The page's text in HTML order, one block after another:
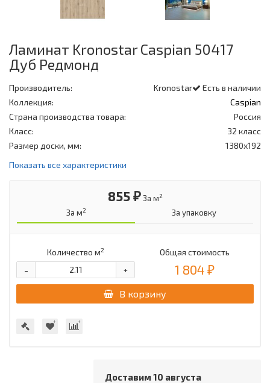
Ламинат Kronostar Caspian 50417
Дуб Редмонд
Есть в наличии
Производитель:
Kronostar
Коллекция:
Caspian
Страна производства товара:
Россия
Класс:
32 класс
Размер доски, мм:
1380х192
Показать все характеристики
855 ₽ За м2
За м2 За упаковку
Количество м2
+
-
Общая стоимость
1 804 ₽
В корзину
Доставим 10 августа